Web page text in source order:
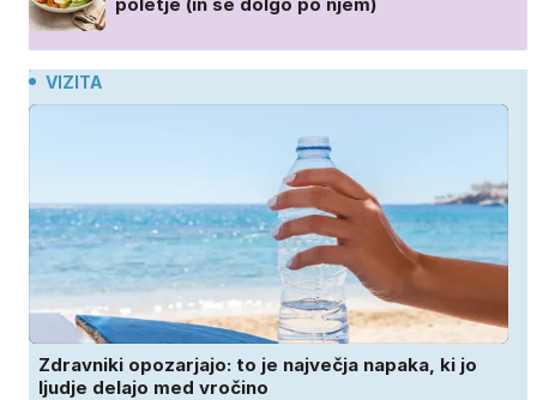
VIZITA
Zdravniki opozarjajo: to je največja napaka, ki jo
ljudje delajo med vročino